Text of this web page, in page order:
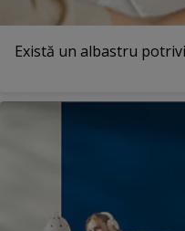
Există un albastru